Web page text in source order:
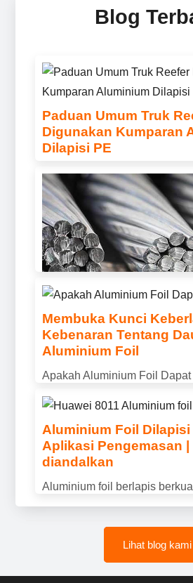
Blog
Paduan Umum Truk
Digunakan Kumparan
Dilapisi PE
Temukan paduan umum truk
menggunakan koil aluminium
termasuk 3003, 3004, Dan
untuk ketahanan korosi yang
kemampuan bentuk, dan
yang tahan lama.
Apakah Aluminium
Dijelaskan
Apakah aluminium bersifat
konduktivitas listrik
utama, dan mengapa ini
dalam transmisi daya dan
Membuka Kunci
Kebenaran Tentang
Aluminium Foil
Apakah Aluminium Foil
Pelajari bagaimana
ulang, bagaimana
benar, dan mengapa daur
mengurangi limbah dan
Aluminium Foil
Aplikasi Pengemasan |
diandalkan
Aluminium foil berlapis
aplikasi pengemasan,
perlindungan penghalang
daya tahan, dan kinerja yang
Lihat blog kami